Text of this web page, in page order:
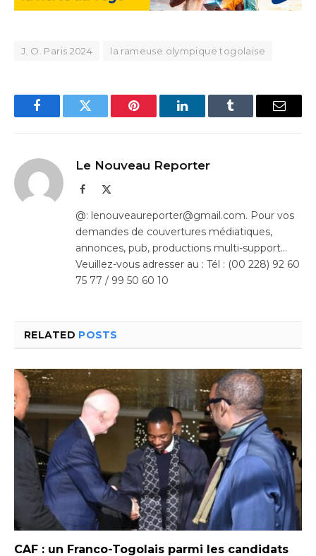
J. O. Paris 2024 la rameuse olympique togolaise
FacebookTwitter Pinterest LinkedInTumblr Email
Le Nouveau Reporter
Facebook
@: lenouveaureporter@gmail.com. Pour vos
demandes de couvertures médiatiques,
annonces, pub, productions multi-support…
Veuillez-vous adresser au : Tél : (00 228) 92 60
75 77 / 99 50 60 10
RELATED POSTS
CAF : un Franco-Togolais parmi les candidats